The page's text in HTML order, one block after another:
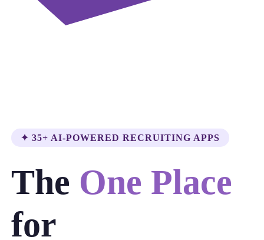
✦ 35+ AI-POWERED RECRUITING APPS
The One Place
for